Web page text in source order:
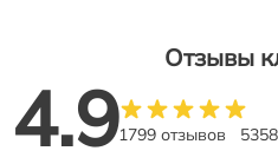
Отзывы
4.91799 отзывов